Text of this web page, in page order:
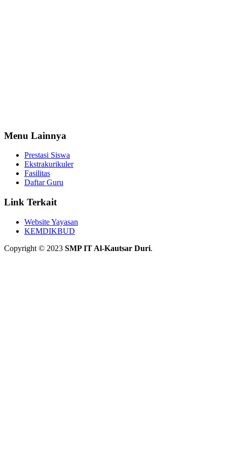
Menu Lainnya
Prestasi Siswa
Ekstrakurikuler
Fasilitas
Daftar Guru
Link Terkait
Website Yayasan
KEMDIKBUD
Copyright © 2023 SMP IT Al-Kautsar Duri.